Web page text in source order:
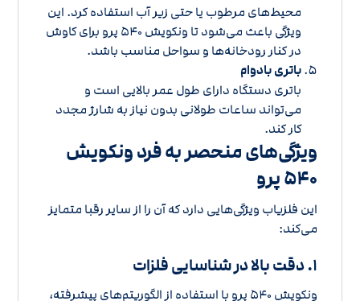
محیط‌های مرطوب یا حتی زیر آب استفاده کرد. این
ویژگی باعث می‌شود تا ونکویش ۵۴۰ پرو برای کاوش
در کنار رودخانه‌ها و سواحل مناسب باشد.
باتری بادوام
باتری دستگاه دارای طول عمر بالایی است و
می‌تواند ساعات طولانی بدون نیاز به شارژ مجدد
کار کند.
ویژگی‌های منحصر به فرد ونکویش
۵۴۰ پرو
این فلزیاب ویژگی‌هایی دارد که آن را از سایر رقبا متمایز
می‌کند:
۱. دقت بالا در شناسایی فلزات
ونکویش ۵۴۰ پرو با استفاده از الگوریتم‌های پیشرفته،